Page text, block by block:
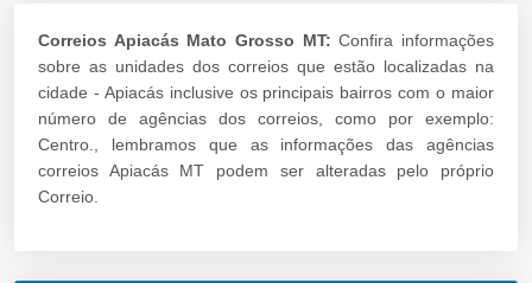
Correios Apiacás Mato Grosso MT: Confira informações
sobre as unidades dos correios que estão localizadas na
cidade - Apiacás inclusive os principais bairros com o maior
número de agências dos correios, como por exemplo:
Centro., lembramos que as informações das agências
correios Apiacás MT podem ser alteradas pelo próprio
Correio.